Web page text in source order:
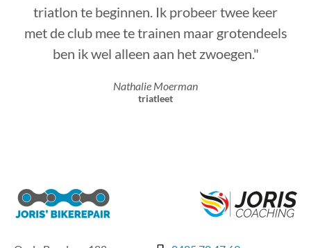
triatlon te beginnen. Ik probeer twee keer
met de club mee te trainen maar grotendeels
ben ik wel alleen aan het zwoegen."
Nathalie Moerman
triatleet